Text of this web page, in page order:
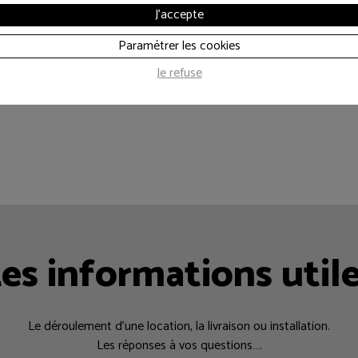
informations
Le déroulement d’une location, la livraison ou installation.
Les réponses à vos questions….
J'accepte
Paramétrer les cookies
Je refuse